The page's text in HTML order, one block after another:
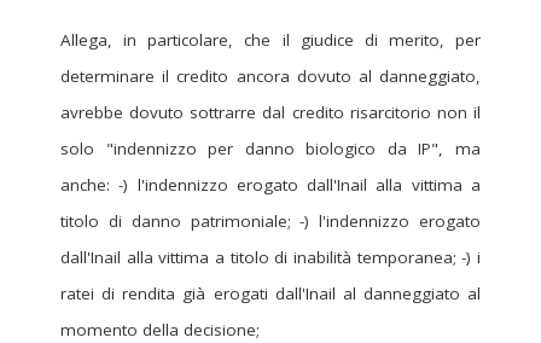
Allega, in particolare, che il giudice di merito, per
determinare il credito ancora dovuto al danneggiato,
avrebbe dovuto sottrarre dal credito risarcitorio non il
solo "indennizzo per danno biologico da IP", ma
anche: -) l'indennizzo erogato dall'Inail alla vittima a
titolo di danno patrimoniale; -) l'indennizzo erogato
dall'Inail alla vittima a titolo di inabilità temporanea; -) i
ratei di rendita già erogati dall'Inail al danneggiato al
momento della decisione;